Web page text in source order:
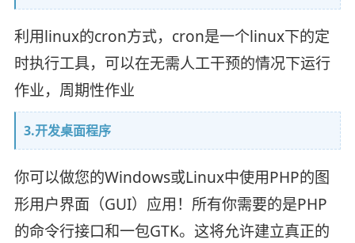
利用linux的cron方式，cron是一个linux下的定
时执行工具，可以在无需人工干预的情况下运行
作业，周期性作业
3.开发桌面程序
你可以做您的Windows或Linux中使用PHP的图
形用户界面（GUI）应用！所有你需要的是PHP
的命令行接口和一包GTK。这将允许建立真正的